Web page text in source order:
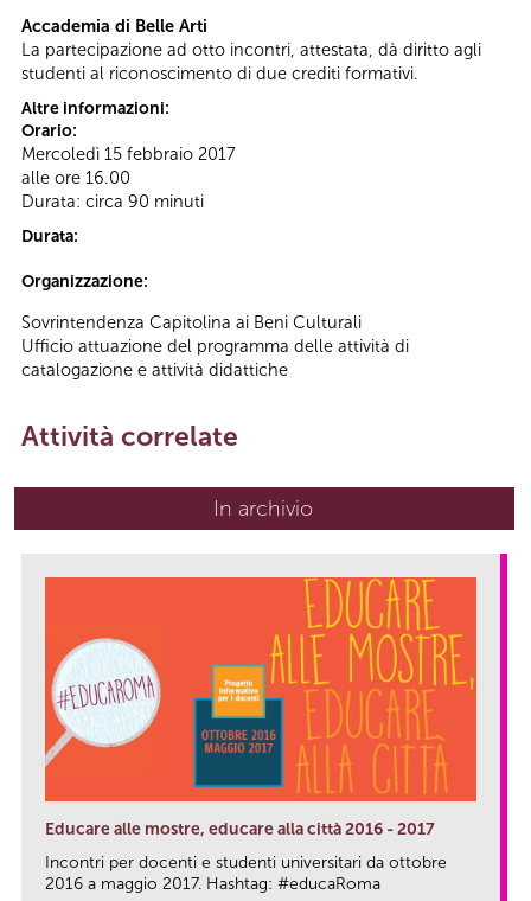
Accademia di Belle Arti
La partecipazione ad otto incontri, attestata, dà diritto agli
studenti al riconoscimento di due crediti formativi.
Altre informazioni:
Orario:
Mercoledì 15 febbraio 2017
alle ore 16.00
Durata: circa 90 minuti
Durata:
Organizzazione:
Sovrintendenza Capitolina ai Beni Culturali
Ufficio attuazione del programma delle attività di
catalogazione e attività didattiche
Attività correlate
In archivio
Educare alle mostre, educare alla città 2016 - 2017
Incontri per docenti e studenti universitari da ottobre
2016 a maggio 2017. Hashtag: #educaRoma